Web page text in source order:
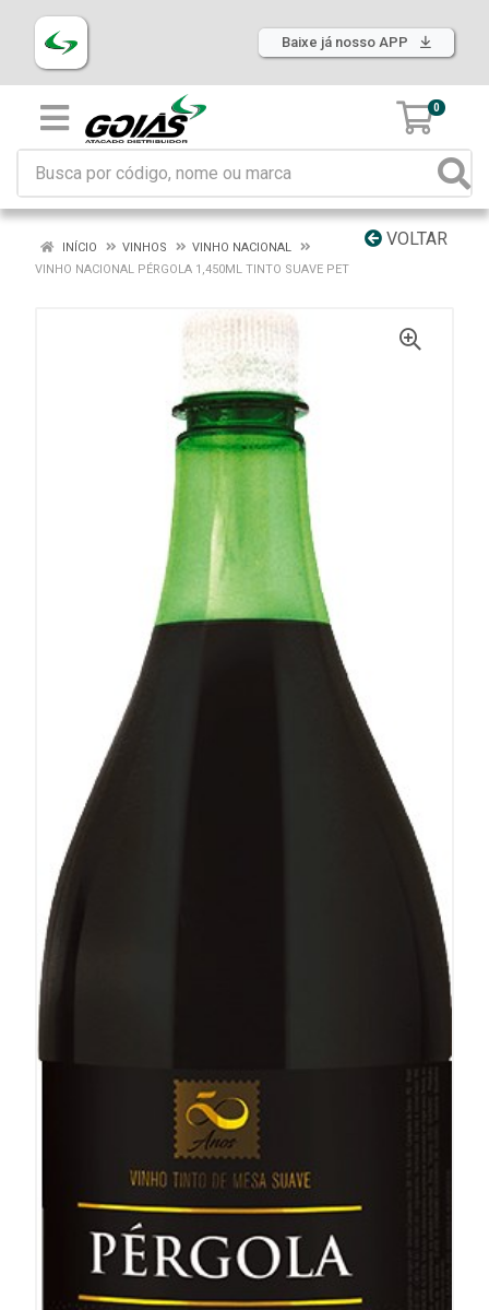
Baixe já nosso APP
0
VOLTAR
INÍCIO VINHOS
VINHO NACIONAL
VINHO NACIONAL PÉRGOLA 1,450ML TINTO SUAVE PET